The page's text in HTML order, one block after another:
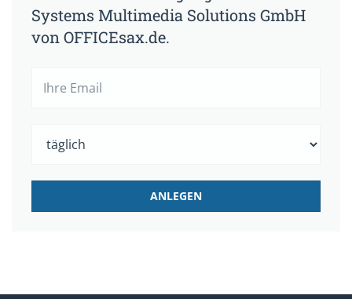
Systems Multimedia Solutions GmbH
von OFFICEsax.de.